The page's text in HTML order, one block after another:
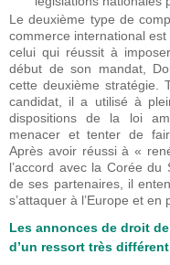
Le deuxième type de
commerce international
celui qui réussit à
début de son mandat,
cette deuxième stratégie.
candidat, il a utilisé à
dispositions de la loi
menacer et tenter de
Après avoir réussi à «
l’accord avec la Corée
de ses partenaires, il
s’attaquer à l’Europe et
Les annonces de droit
d’un ressort très différent